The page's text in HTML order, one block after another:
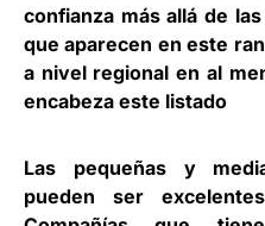
confianza más allá de
que aparecen en este
a nivel regional en al
encabeza este listado
Las pequeñas y
pueden ser